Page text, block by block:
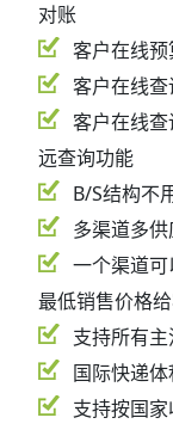
对账
客户在线
客户在线
客户在线
远查询功能
B/S结构不
多渠道多
一个渠道
最低销售价格
支持所有
国际快递
支持按国